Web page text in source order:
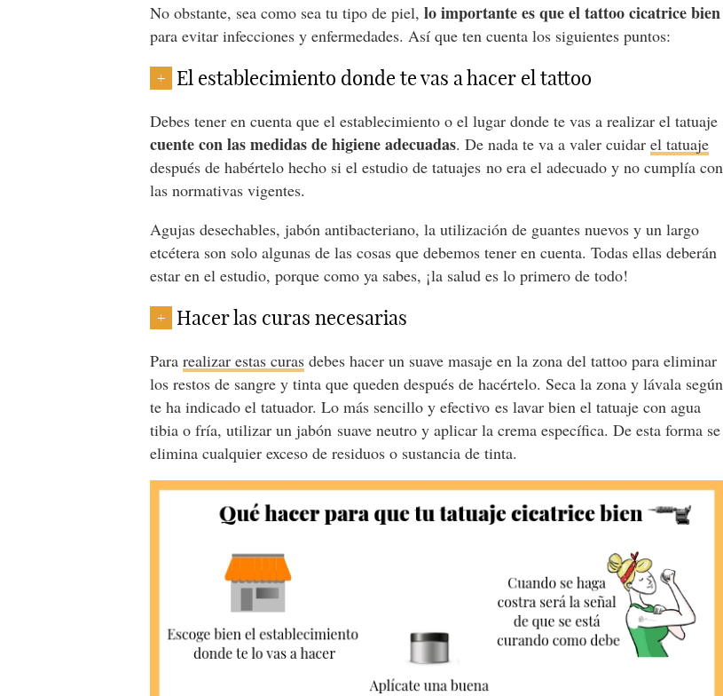
No obstante, sea como sea tu tipo de piel, lo importante es que el tattoo cicatrice bien
para evitar infecciones y enfermedades. Así que ten cuenta los siguientes puntos:
+ El establecimiento donde te vas a hacer el tattoo
Debes tener en cuenta que el establecimiento o el lugar donde te vas a realizar el tatuaje
cuente con las medidas de higiene adecuadas. De nada te va a valer cuidarel tatuaje
después de habértelo hecho si el estudio de tatuajes no era el adecuado y no cumplía con
las normativas vigentes.
Agujas desechables, jabón antibacteriano, la utilización de guantes nuevos y un largo
etcétera son solo algunas de las cosas que debemos tener en cuenta. Todas ellas deberán
estar en el estudio, porque como ya sabes, ¡la salud es lo primero de todo!
+ Hacer las curas necesarias
Pararealizar estas curas debes hacer un suave masaje en la zona del tattoo para eliminar
los restos de sangre y tinta que queden después de hacértelo. Seca la zona y lávala según
te ha indicado el tatuador. Lo más sencillo y efectivo es lavar bien el tatuaje con agua
tibia o fría, utilizar un jabón suave neutro y aplicar la crema específica. De esta forma se
elimina cualquier exceso de residuos o sustancia de tinta.